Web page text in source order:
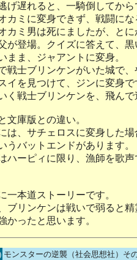
げ遅れると、一騎倒してか
カミに変身できず、戦闘に
カミ男は死にましたが、と
が登場。クイズに答えて、
まま、ジャアントに変身。
戦士ブリンケンがいた城で
イを見つけて、ジンに変身で
く戦士ブリンケンを、飛ん
文庫版との違い。
は、サチェロスに変身した
うバットエンドがあります。
ハーピィに限り、漁師を歌
一本道ストーリーです。
ブリンケンは戦いで弱ると
かったと思います。
モンスターの逆襲（社会思想社）そ